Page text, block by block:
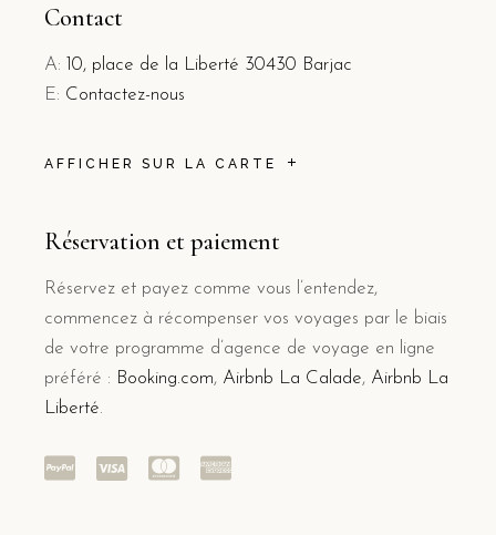
Contact
A:
10, place de la Liberté 30430 Barjac
E: Contactez-nous
AFFICHER SUR LA CARTE
Réservation et paiement
Réservez et payez comme vous l’entendez,
commencez à récompenser vos voyages par le biais
de votre programme d’agence de voyage en ligne
préféré : Booking.com, Airbnb La Calade, Airbnb La
Liberté.